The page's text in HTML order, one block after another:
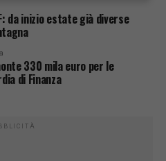
da inizio estate già diverse
330 mila euro per le
di Finanza